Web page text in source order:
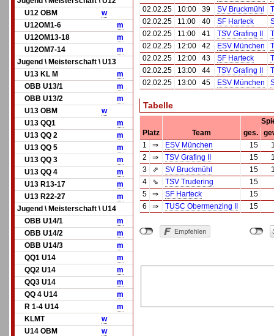
U12 OBM
w
U12OM1-6
m
U12OM13-18
m
U12OM7-14
m
Jugend \ Meisterschaft \ U13
U13 KL M
m
OBB U13/1
m
OBB U13/2
m
U13 OBM
w
U13 QQ1
m
U13 QQ 2
m
U13 QQ 5
m
U13 QQ 3
m
U13 QQ 4
m
U13 R13-17
m
U13 R22-27
m
Jugend \ Meisterschaft \ U14
OBB U14/1
m
OBB U14/2
m
OBB U14/3
m
QQ1 U14
m
QQ2 U14
m
QQ3 U14
m
QQ 4 U14
m
R 1-4 U14
m
KLMT
w
U14 OBM
w
02.02.25
10:00 39 SV Bruckmühl
02.02.25
11:00 40 SF Harteck
02.02.25
11:00 41 TSV Grafing II
02.02.25
12:00 42 ESV München
02.02.25
12:00 43 SF Harteck
02.02.25
13:00 44 TSV Grafing II
02.02.25
13:00 45 ESV München
Tabelle
Platz
Team ges.
1
⇒ ESV München 15
2
⇒ TSV Grafing II 15
3
⇗ SV Bruckmühl 15
4
⇘ TSV Trudering
15
5
⇒ SF Harteck
15
6
⇒ TUSC Obermenzing II 15